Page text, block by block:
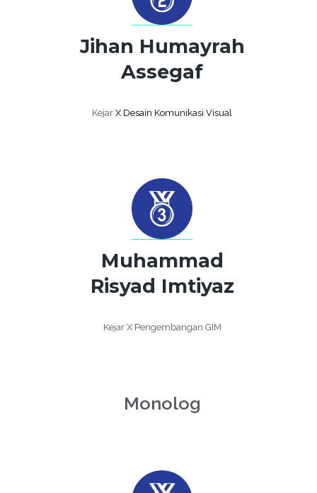
Jihan Humayrah
Assegaf
Kejar X Desain Komunikasi Visual
Muhammad
Risyad Imtiyaz
Kejar X Pengembangan GIM
Monolog